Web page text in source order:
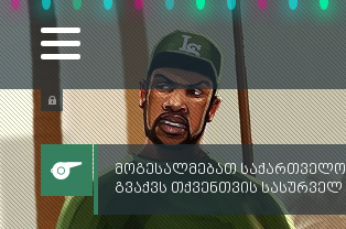
მოგესალმებათ
გვაქვს თქვენთვის